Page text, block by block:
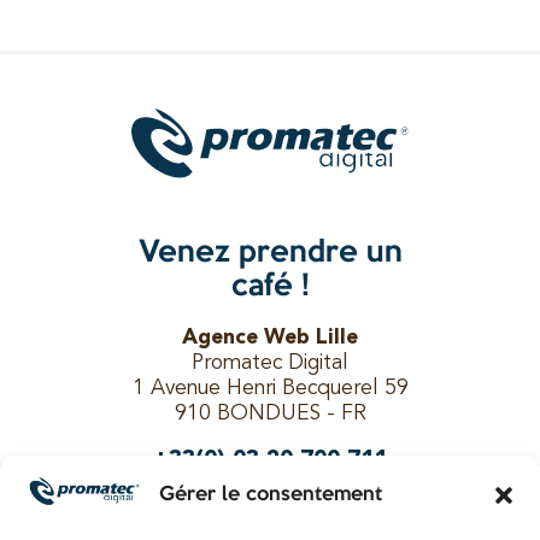
Gérer le consentement
Venez prendre un
café !
Agence Web Lille
Promatec Digital
1 Avenue Henri Becquerel 59
910 BONDUES - FR
+33(0) 03 20 700 711